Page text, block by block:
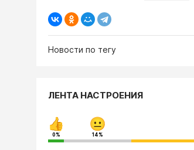
Новости по тегу
ЛЕНТА НАСТРОЕНИЯ
0% 14%